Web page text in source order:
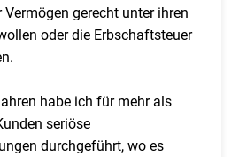
gerecht unter ihren
oder die Erbschaftsteuer
habe ich für mehr als
seriöse
durchgeführt, wo es